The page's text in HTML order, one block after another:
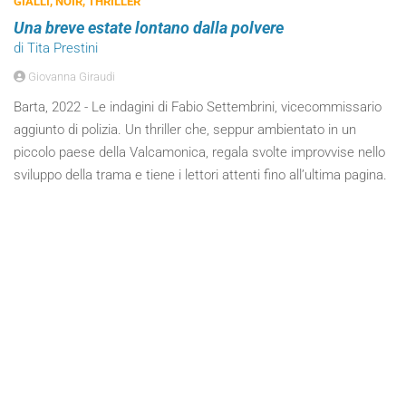
Una breve estate lontano dalla polvere
di Tita Prestini
Giovanna Giraudi
Barta, 2022 - Le indagini di Fabio Settembrini, vicecommissario
aggiunto di polizia. Un thriller che, seppur ambientato in un
piccolo paese della Valcamonica, regala svolte improvvise nello
sviluppo della trama e tiene i lettori attenti fino all’ultima pagina.